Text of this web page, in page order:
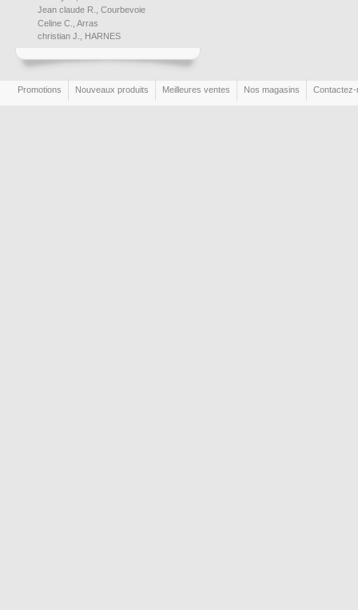
Jean claude R., Courbevoie
Celine C., Arras
christian J., HARNES
Promotions Nouveaux produits Meilleures ventes Nos magasins Contactez-